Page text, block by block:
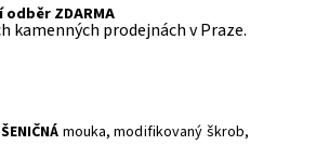
odběr ZDARMA
kamenných prodejnách v Praze.
mouka, modifikovaný škrob,